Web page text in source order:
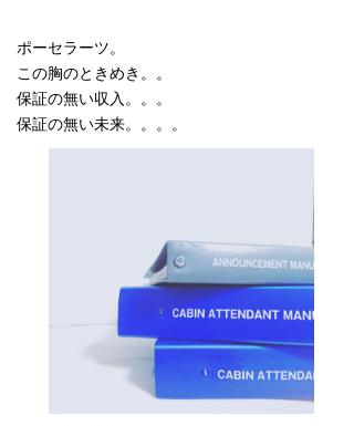
ポーセラーツ。
この胸のときめき。。
保証の無い収入。。。
保証の無い未来。。。。